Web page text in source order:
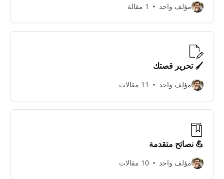
مؤلف واحد 1 مقالة
🖌 تحرير قصتك
مؤلف واحد 11 مقالات
💪 نصائح متقدمة
مؤلف واحد 10 مقالات